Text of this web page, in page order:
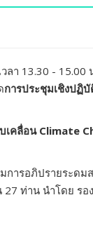
ลา 13.30 -
การประชุมเชิงปฏิบั
เคลื่อน Climate
การอภิปรายระด
27 ท่าน นำโดย รอ